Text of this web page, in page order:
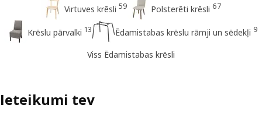
Virtuves krēsli 59 Polsterēti krēsli 67
Krēslu pārvalki 13 Ēdamistabas krēslu rāmji un sēdekļi 9
Viss Ēdamistabas krēsli
Ieteikumi tev